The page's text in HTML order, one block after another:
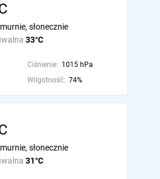
33°C
słonecznie
Ciśnienie: 1015 hPa
Wilgotność: 74%
31°C
słonecznie